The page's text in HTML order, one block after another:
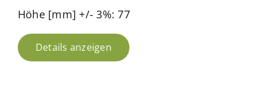
Höhe [mm] +/- 3%: 77
Details anzeigen